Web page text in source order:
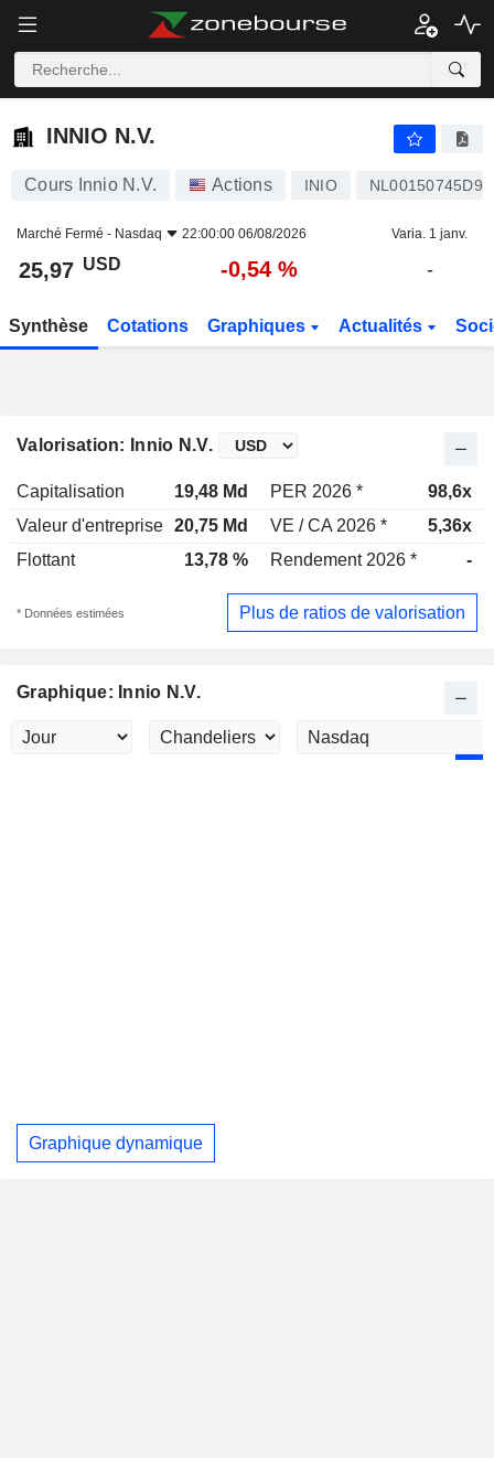
INNIO N.V.
INNIO N.V.
Cours Innio N.V. Actions INIO NL00150745D9
Marché Fermé - Nasdaq 22:00:00 06/08/2026 Varia. 1 janv.
25,97 USD -0,54 % -
Synthèse Cotations Graphiques Actualités
Valorisation: Innio N.V.
Capitalisation 19,48 Md PER 2026 *
98,6x
Valeur d'entreprise 20,75 Md VE / CA 2026 *
5,36x
Flottant
13,78 % Rendement 2026 * -
* Données estimées Plus de ratios de valorisation
Graphique: Innio N.V.
Graphique dynamique